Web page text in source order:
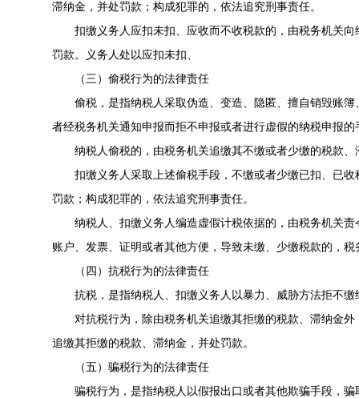
滞纳金，并处罚款；构成犯罪的，依法追究刑事责任。
扣缴义务人应扣未扣、应收而不收税款的，由税务机关
罚款。义务人处以应扣未扣、
（三）偷税行为的法律责任
偷税，是指纳税人采取伪造、变造、隐匿、擅自销毁账
者经税务机关通知申报而拒不申报或者进行虚假的纳税申报
纳税人偷税的，由税务机关追缴其不缴或者少缴的税款
扣缴义务人采取上述偷税手段，不缴或者少缴已扣、已
罚款；构成犯罪的，依法追究刑事责任。
纳税人、扣缴义务人编造虚假计税依据的，由税务机关
账户、发票、证明或者其他方便，导致未缴、少缴税款的，
（四）抗税行为的法律责任
抗税，是指纳税人、扣缴义务人以暴力、威胁方法拒不缴
对抗税行为，除由税务机关追缴其拒缴的税款、滞纳金
追缴其拒缴的税款、滞纳金，并处罚款。
（五）骗税行为的法律责任
骗税行为，是指纳税人以假报出口或者其他欺骗手段，